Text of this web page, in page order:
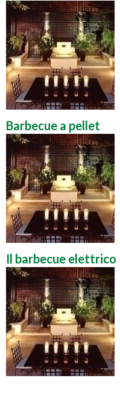
Barbecue a pellet
Il barbecue elettrico